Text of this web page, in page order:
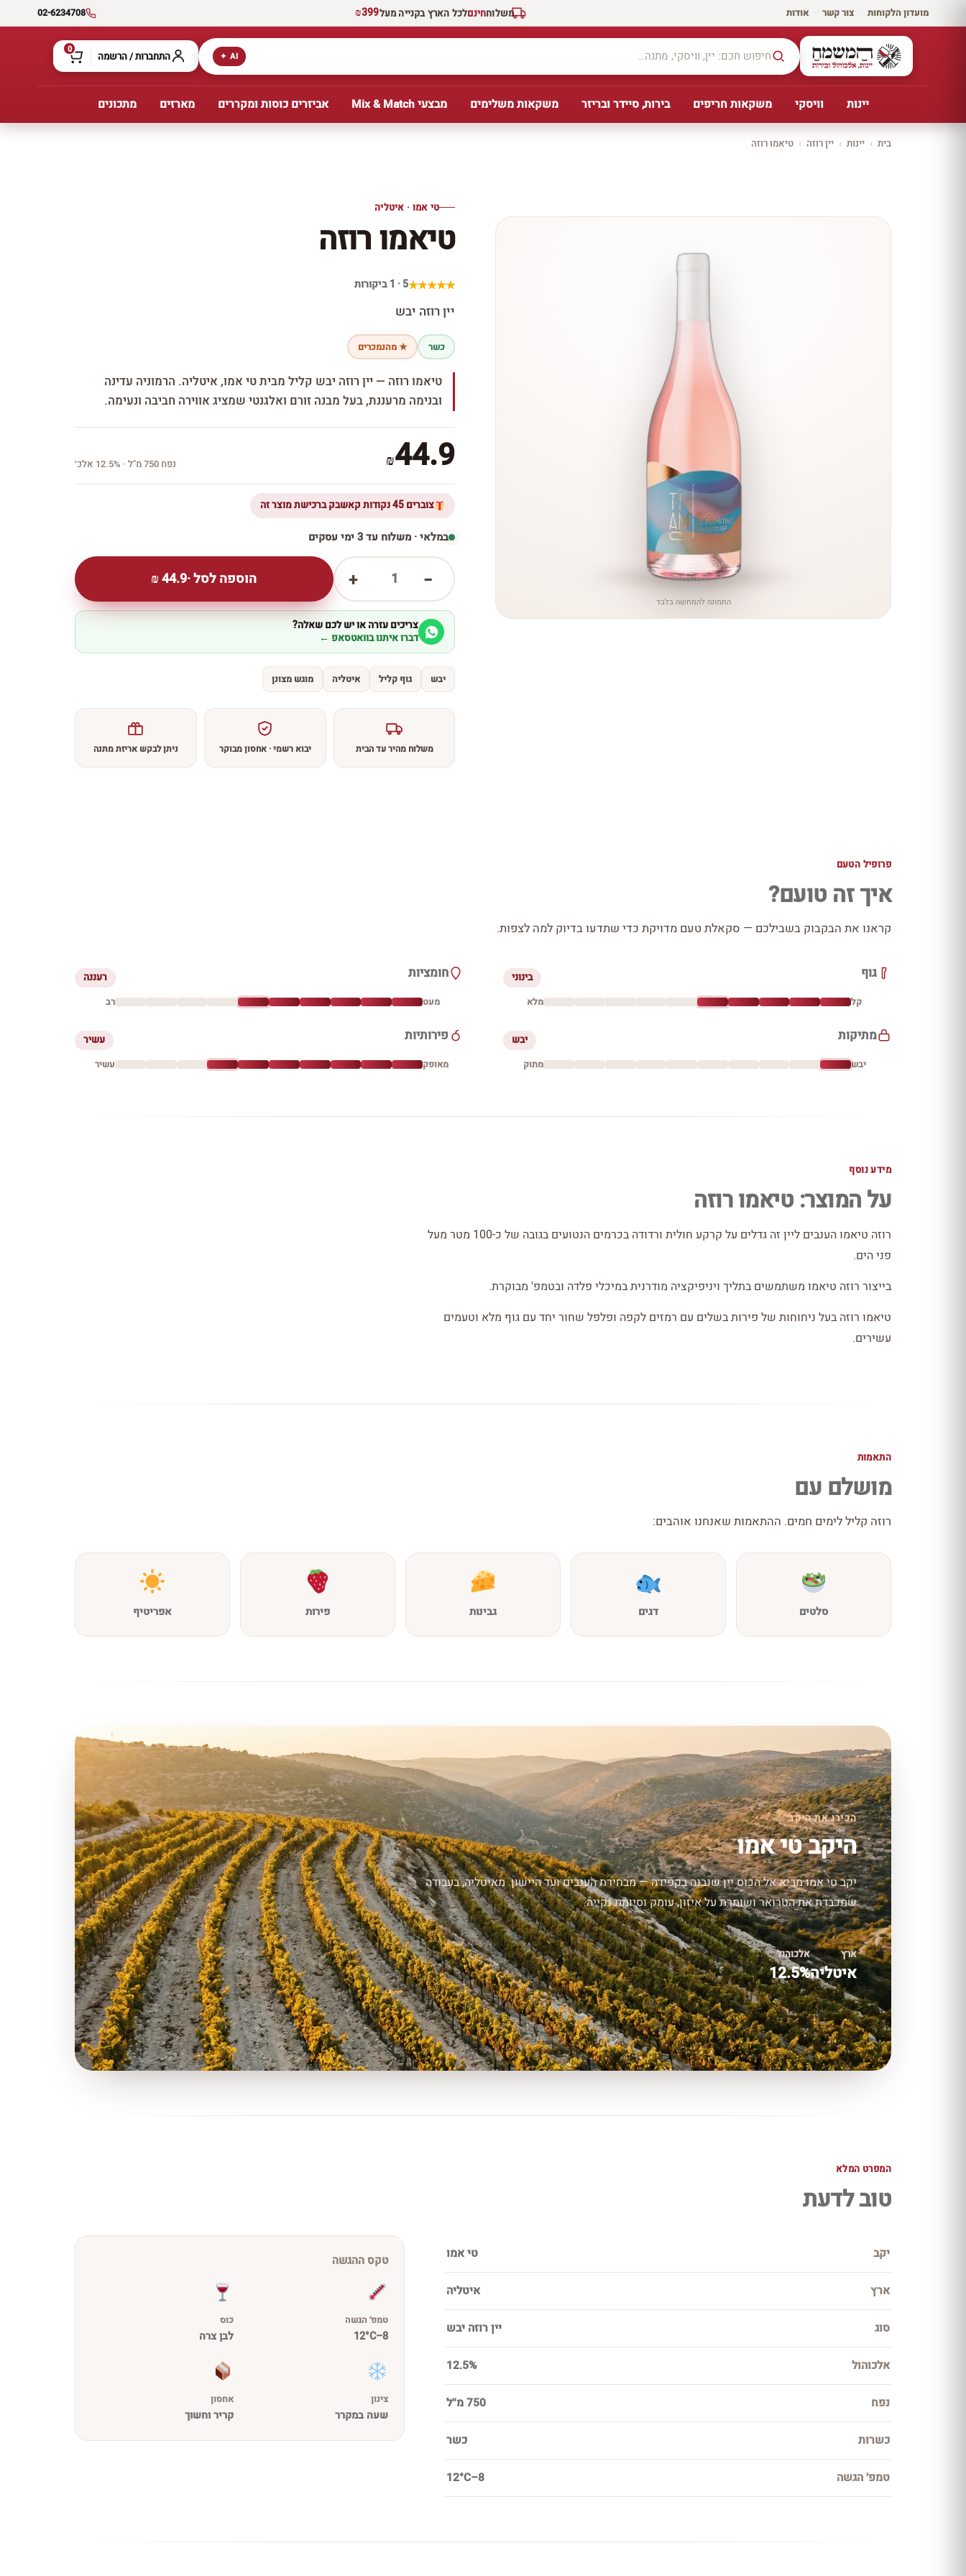
מועדון הלקוחות · צור קשר · אודות משלוחחינםלכל הארץ בקנייה מעל₪399
02-6234708
AI ✦ התחברות / הרשמה 0
יינות וויסקי משקאות חריפים בירות, סיידר ובריזר משקאות משלימים מבצעי Mix & Match אביזרים כוסות ומקררים מארזים מתכונים
בית › יינות › יין רוזה › טיאמו רוזה
כל טי אמו · איטליה
טיאמו רוזה
5 · 1 ביקורות
יין רוזה יבש
התמונה להמחשה בלבד
כשר ★ מהנמכרים
טיאמו רוזה — יין רוזה יבש קליל מבית טי אמו, איטליה. הרמוניה עדינה
ובנימה מרעננת, בעל מבנה זורם ואלגנטי שמציג אווירה חביבה ונעימה.
₪44.9 נפח 750 מ''ל · 12.5% אלכ׳
צוברים 45 נקודות קאשבק ברכישת מוצר זה
במלאי · משלוח עד 3 ימי עסקים
−
1
+ הוספה לסל ·44.9
₪
צריכים עזרה או יש לכם שאלה?
דברו איתנו בוואטסאפ ←
יבש גוף קליל איטליה מוגש מצונן
משלוח מהיר עד הבית יבוא רשמי · אחסון מבוקר ניתן לבקש אריזת מתנה
פרופיל הטעם
איך זה טועם?
קראנו את הבקבוק בשבילכם — סקאלת טעם מדויקת כדי שתדעו בדיוק למה לצפות.
גוף בינוני
קל מלא
חומציות רעננה
מעט רב
מתיקות יבש
יבש מתוק
פירותיות עשיר
מאופק עשיר
מידע נוסף
על המוצר: טיאמו רוזה
רוזה טיאמו הענבים ליין זה גדלים על קרקע חולית ורדודה בכרמים הנטועים בגובה של כ-100 מטר מעל
פני הים.
בייצור רוזה טיאמו משתמשים בתליך ויניפיקציה מודרנית במיכלי פלדה ובטמפ' מבוקרת.
טיאמו רוזה בעל ניחוחות של פירות בשלים עם רמזים לקפה ופלפל שחור יחד עם גוף מלא וטעמים
עשירים.
התאמות
מושלם עם
רוזה קליל לימים חמים. ההתאמות שאנחנו אוהבים:
סלטים דגים גבינות פירות אפריטיף
הכירו את היקב
היקב טי אמו
יקב טי אמו מביא אל הכוס יין שנבנה בקפידה — מבחירת הענבים ועד היישון. מאיטליה, בעבודה
שמכבדת את הטרואר ושומרת על איזון, עומק וסיומת נקייה.
ארץ
איטליה
אלכוהול
12.5%
המפרט המלא
טוב לדעת
יקב טי אמו
ארץ איטליה
סוג יין רוזה יבש
אלכוהול 12.5%
נפח 750 מ''ל
כשרות כשר
טמפ׳ הגשה 8–12°C
טקס ההגשה
טמפ׳ הגשה
8–12°C
כוס
לבן צרה
צינון
שעה במקרר
אחסון
קריר וחשוך